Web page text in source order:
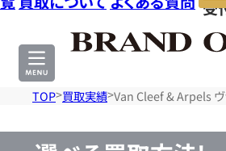
ル
受
TOP 買取実績 Van Cleef & Arpels ヴ